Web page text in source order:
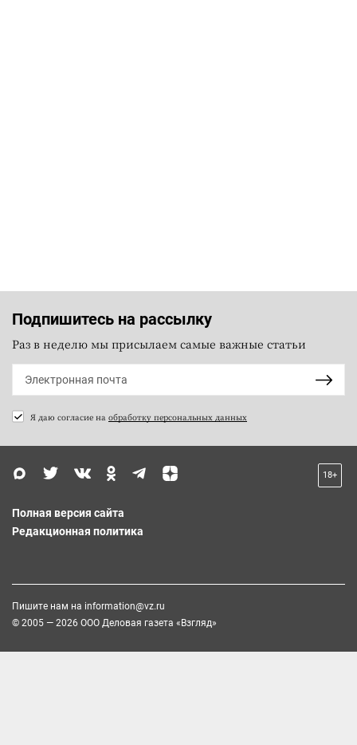
Подпишитесь на рассылку
Раз в неделю мы присылаем самые важные статьи
Я даю согласие на обработку персональных данных
18+
Полная версия сайта
Редакционная политика
Пишите нам на information@vz.ru
© 2005 — 2026 ООО Деловая газета «Взгляд»